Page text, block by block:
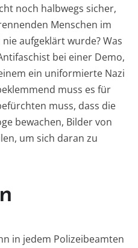
noch halbwegs sicher,
Menschen im
aufgeklärt wurde? Was
bei einer Demo,
ein uniformierte Nazi
muss es für
muss, dass die
bewachen, Bilder von
um sich daran zu
in jedem Polizeibeamten